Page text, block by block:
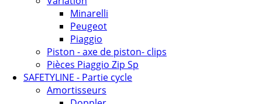
Minarelli
Peugeot
Piaggio
Piston - axe de piston- clips
Pièces Piaggio Zip Sp
SAFETYLINE - Partie cycle
Amortisseurs